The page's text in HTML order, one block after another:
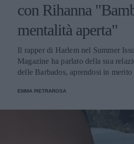
con Rihanna
mentalità aperta"
Il rapper di Harlem nel Summer
Magazine ha parlato della sua
delle Barbados, aprendosi in
maggio.
EMMA PIETRAROSA